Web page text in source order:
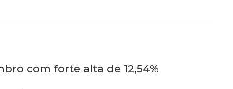
com forte alta de 12,54%